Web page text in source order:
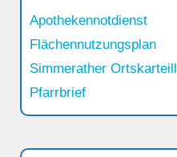
Apothekennotdienst
Flächennutzungsplan
Simmerather Ortskarteill
Pfarrbrief